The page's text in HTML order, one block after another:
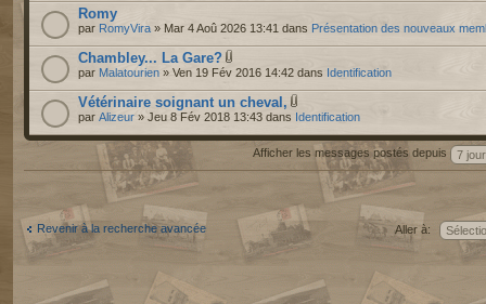
Romy
par RomyVira » Mar 4 Aoû 2026 13:41 dans Présentation des nouveaux
Chambley... La Gare?
par Malatourien » Ven 19 Fév 2016 14:42 dans Identification
Vétérinaire soignant un cheval,
par Alizeur » Jeu 8 Fév 2018 13:43 dans Identification
Afficher les messages postés depuis
Revenir à la recherche avancée Aller à: